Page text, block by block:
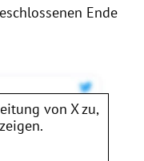
Ende
von Xzu,